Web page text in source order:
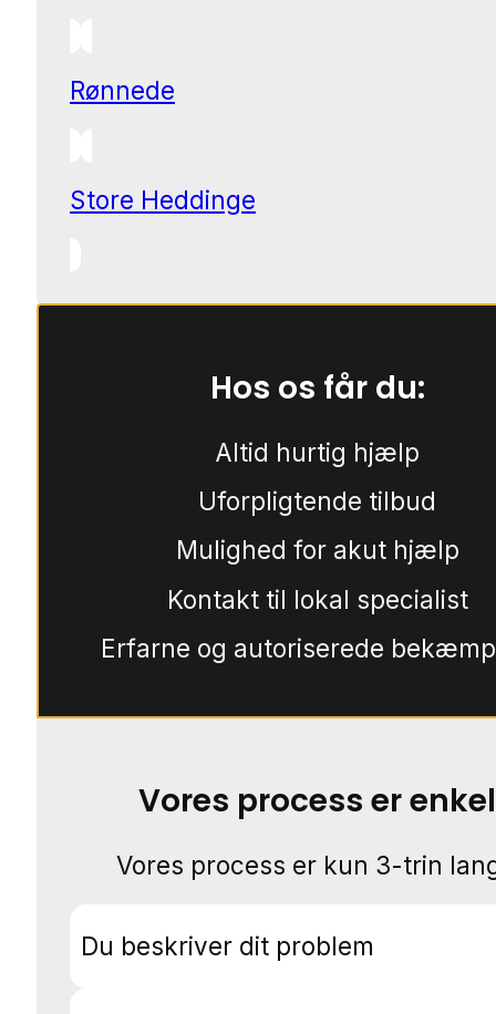
Rønnede
Store Heddinge
Hos os får du:
Altid hurtig hjælp
Uforpligtende tilbud
Mulighed for akut hjælp
Kontakt til lokal specialist
Erfarne og autoriserede
Vores process er enkel
Vores process er kun 3-trin
Du beskriver dit problem